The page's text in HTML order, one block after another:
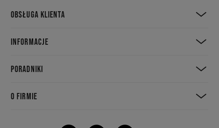
OBSŁUGA KLIENTA
INFORMACJE
PORADNIKI
O FIRMIE